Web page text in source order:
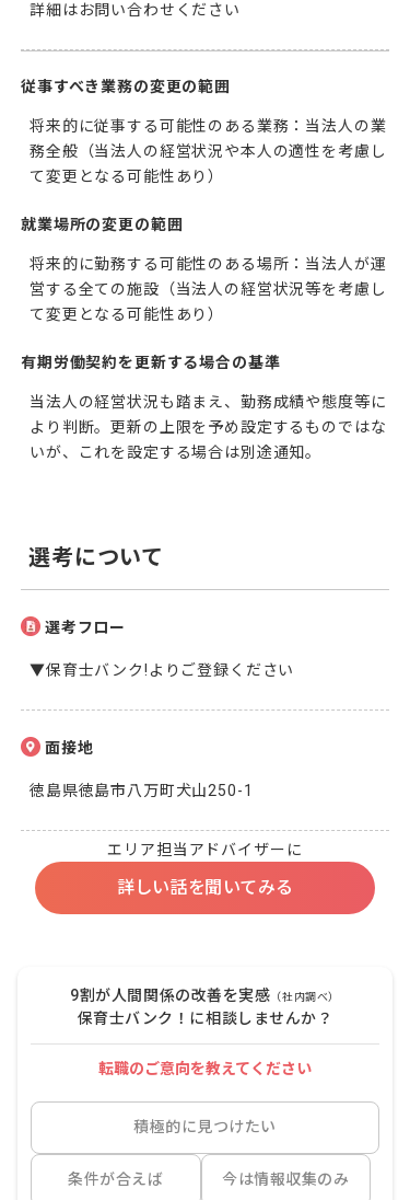
詳細はお問い合わせください
従事すべき業務の変更の範囲
将来的に従事する可能性のある業務：当法人の業
務全般（当法人の経営状況や本人の適性を考慮し
て変更となる可能性あり）
就業場所の変更の範囲
将来的に勤務する可能性のある場所：当法人が運
営する全ての施設（当法人の経営状況等を考慮し
て変更となる可能性あり）
有期労働契約を更新する場合の基準
当法人の経営状況も踏まえ、勤務成績や態度等に
より判断。更新の上限を予め設定するものではな
いが、これを設定する場合は別途通知。
選考について
選考フロー
▼保育士バンク!よりご登録ください
面接地
徳島県徳島市八万町犬山250-1
エリア担当アドバイザーに
詳しい話を聞いてみる
9割が人間関係の改善を実感 （社内調べ）
保育士バンク！に相談しませんか？
転職のご意向を教えてください
積極的に見つけたい
条件が合えば 今は情報収集のみ